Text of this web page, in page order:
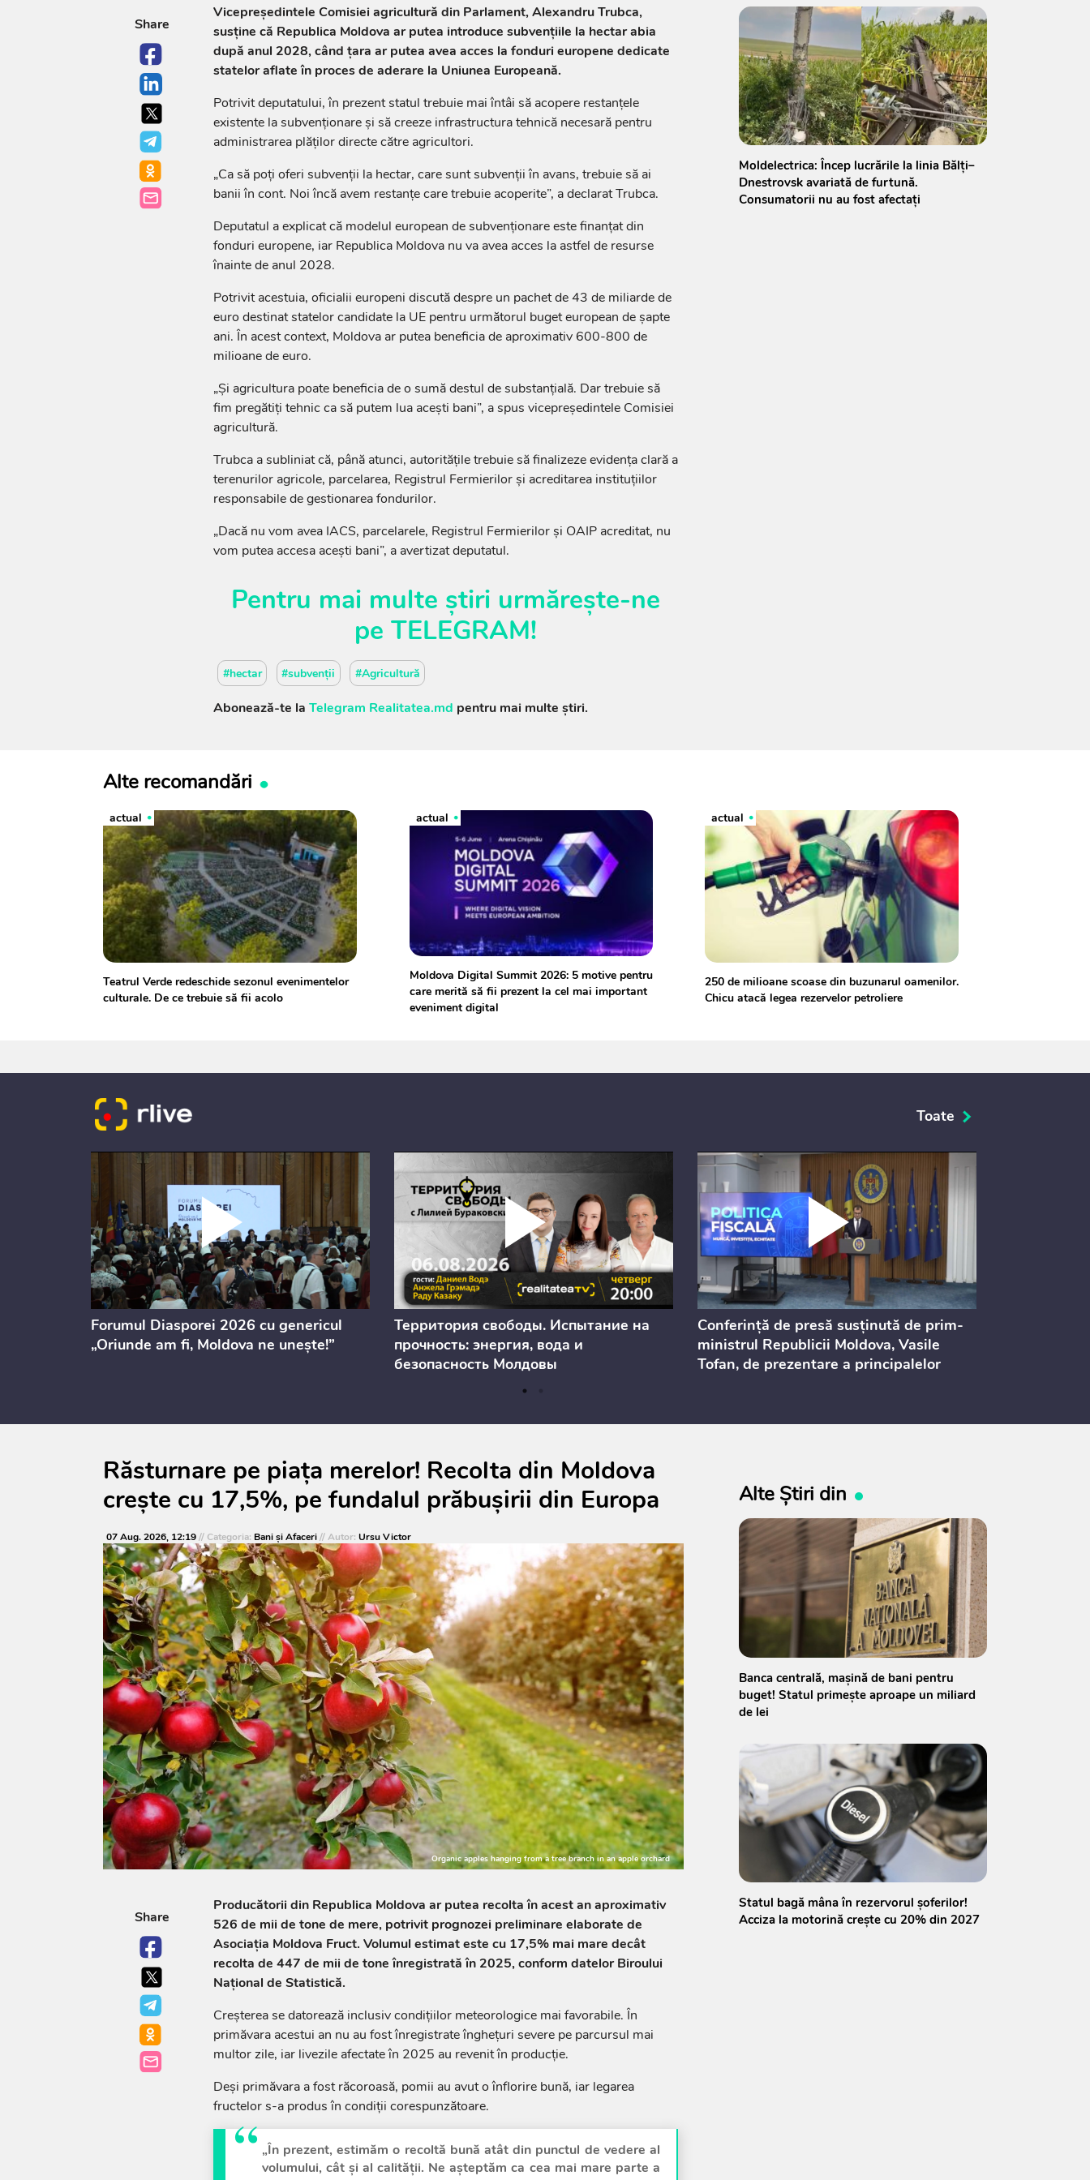
Share
Vicepreședintele Comisiei agricultură din Parlament, Alexandru Trubca,
susține că Republica Moldova ar putea introduce subvențiile la hectar abia
după anul 2028, când țara ar putea avea acces la fonduri europene dedicate
statelor aflate în proces de aderare la Uniunea Europeană.
Potrivit deputatului, în prezent statul trebuie mai întâi să acopere restanțele
existente la subvenționare și să creeze infrastructura tehnică necesară pentru
administrarea plăților directe către agricultori.
„Ca să poți oferi subvenții la hectar, care sunt subvenții în avans, trebuie să ai
banii în cont. Noi încă avem restanțe care trebuie acoperite”, a declarat Trubca.
Deputatul a explicat că modelul european de subvenționare este finanțat din
fonduri europene, iar Republica Moldova nu va avea acces la astfel de resurse
înainte de anul 2028.
Potrivit acestuia, oficialii europeni discută despre un pachet de 43 de miliarde de
euro destinat statelor candidate la UE pentru următorul buget european de șapte
ani. În acest context, Moldova ar putea beneficia de aproximativ 600-800 de
milioane de euro.
„Și agricultura poate beneficia de o sumă destul de substanțială. Dar trebuie să
fim pregătiți tehnic ca să putem lua acești bani”, a spus vicepreședintele Comisiei
agricultură.
Trubca a subliniat că, până atunci, autoritățile trebuie să finalizeze evidența clară a
terenurilor agricole, parcelarea, Registrul Fermierilor și acreditarea instituțiilor
responsabile de gestionarea fondurilor.
„Dacă nu vom avea IACS, parcelarele, Registrul Fermierilor și OAIP acreditat, nu
vom putea accesa acești bani”, a avertizat deputatul.
Pentru mai multe știri urmărește-ne
pe TELEGRAM!
#hectar #subvenții #Agricultură
Abonează-te la Telegram Realitatea.md pentru mai multe știri.
Moldelectrica: Încep lucrările la linia Bălți–
Dnestrovsk avariată de furtună.
Consumatorii nu au fost afectați
Alte recomandări
actual
Teatrul Verde redeschide sezonul evenimentelor
culturale. De ce trebuie să fii acolo
actual
Moldova Digital Summit 2026: 5 motive pentru
care merită să fii prezent la cel mai important
eveniment digital
actual
250 de milioane scoase din buzunarul oamenilor.
Chicu atacă legea rezervelor petroliere
Toate
Forumul Diasporei 2026 cu genericul
„Oriunde am fi, Moldova ne unește!”
Территория свободы. Испытание на
прочность: энергия, вода и
безопасность Молдовы
Conferință de presă susținută de prim-
ministrul Republicii Moldova, Vasile
Tofan, de prezentare a principalelor
consultărilor publice
Răsturnare pe piața merelor! Recolta din Moldova
crește cu 17,5%, pe fundalul prăbușirii din Europa
07 Aug. 2026, 12:19// Categoria: Bani și Afaceri// Autor: Ursu Victor
Organic apples hanging from a tree branch in an apple orchard
Share
Producătorii din Republica Moldova ar putea recolta în acest an aproximativ
526 de mii de tone de mere, potrivit prognozei preliminare elaborate de
Asociația Moldova Fruct. Volumul estimat este cu 17,5% mai mare decât
recolta de 447 de mii de tone înregistrată în 2025, conform datelor Biroului
Național de Statistică.
Creșterea se datorează inclusiv condițiilor meteorologice mai favorabile. În
primăvara acestui an nu au fost înregistrate înghețuri severe pe parcursul mai
multor zile, iar livezile afectate în 2025 au revenit în producție.
Deși primăvara a fost răcoroasă, pomii au avut o înflorire bună, iar legarea
fructelor s-a produs în condiții corespunzătoare.
„În prezent, estimăm o recoltă bună atât din punctul de vedere al
volumului, cât și al calității. Ne așteptăm ca cea mai mare parte a
Alte Știri din
Banca centrală, mașină de bani pentru
buget! Statul primește aproape un miliard
de lei
Statul bagă mâna în rezervorul șoferilor!
Acciza la motorină crește cu 20% din 2027